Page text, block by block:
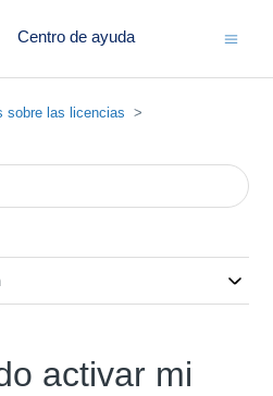
Centro de ayuda
sobre las licencias
activar mi